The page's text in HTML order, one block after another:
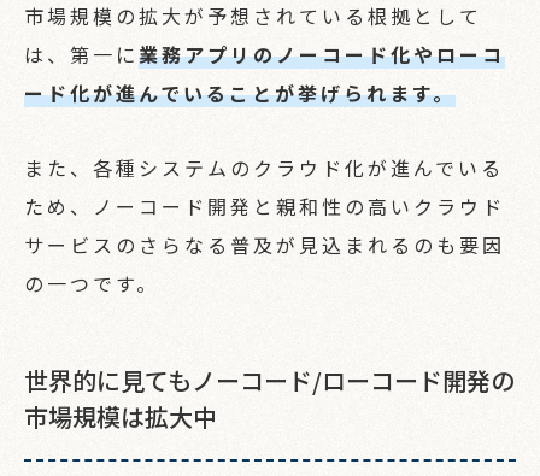
TOP
トップページ
SERVICE
サービス
市場規模の拡大が予想されている根拠として
は、第一に業務アプリのノーコード化やローコ
ード化が進んでいることが挙げられます。
また、各種システムのクラウド化が進んでいる
ため、ノーコード開発と親和性の高いクラウド
サービスのさらなる普及が見込まれるのも要因
の一つです。
世界的に見てもノーコード/ローコード開発の
市場規模は拡大中